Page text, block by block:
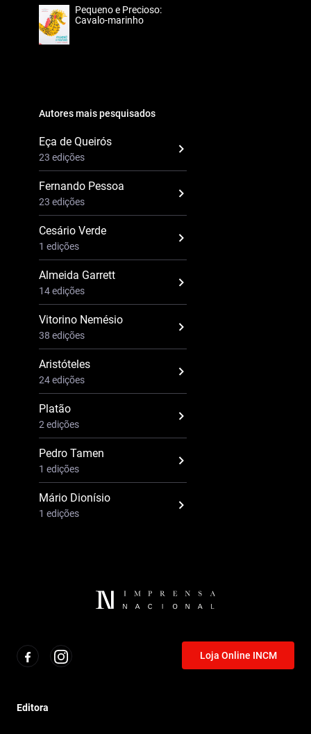
Pequeno e Precioso:
Cavalo-marinho
Autores mais pesquisados
Eça de Queirós
23 edições
Fernando Pessoa
23 edições
Cesário Verde
1 edições
Almeida Garrett
14 edições
Vitorino Nemésio
38 edições
Aristóteles
24 edições
Platão
2 edições
Pedro Tamen
1 edições
Mário Dionísio
1 edições
Loja Online INCM
Editora